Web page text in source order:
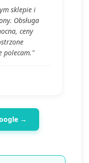
sklepie i
Obsługa
ceny
polecam."
→